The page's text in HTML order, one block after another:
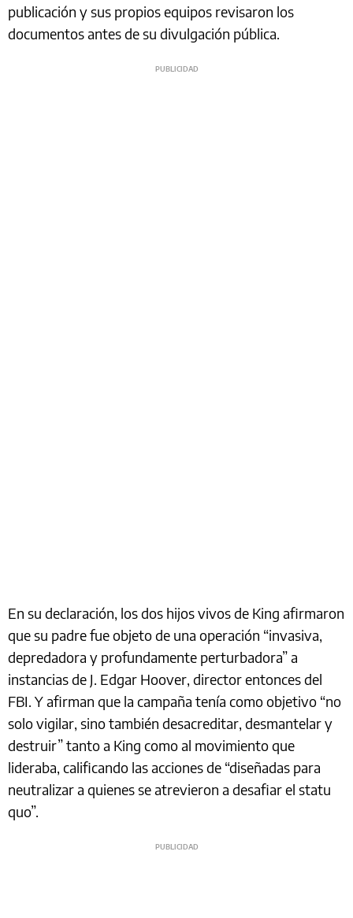
publicación y sus propios equipos revisaron los
documentos antes de su divulgación pública.
En su declaración, los dos hijos vivos de King afirmaron
que su padre fue objeto de una operación “invasiva,
depredadora y profundamente perturbadora” a
instancias de J. Edgar Hoover, director entonces del
FBI. Y afirman que la campaña tenía como objetivo “no
solo vigilar, sino también desacreditar, desmantelar y
destruir” tanto a King como al movimiento que
lideraba, calificando las acciones de “diseñadas para
neutralizar a quienes se atrevieron a desafiar el statu
quo”.